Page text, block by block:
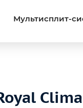
Мультисплит-